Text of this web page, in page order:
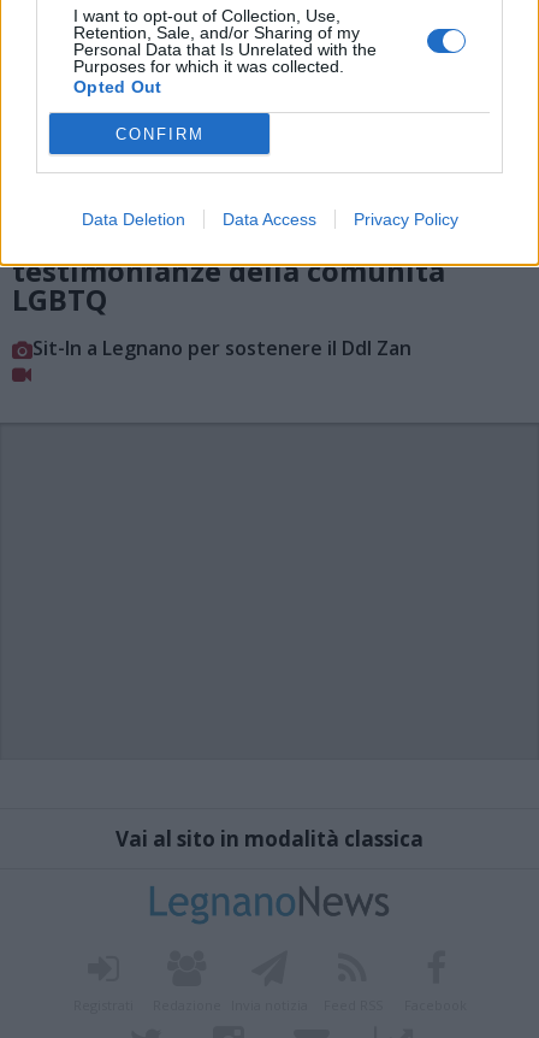
I want to opt-out of Collection, Use,
Retention, Sale, and/or Sharing of my
Personal Data that Is Unrelated with the
Purposes for which it was collected.
Opted Out
CONFIRM
Data Deletion Data Access Privacy Policy
«Cacciata da casa perchè “contro
natura”»: in piazza le
testimonianze della comunità
LGBTQ
Sit-In a Legnano per sostenere il Ddl Zan
Vai al sito in modalità classica